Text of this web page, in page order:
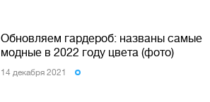
Обновляем гардероб: названы самые
модные в 2022 году цвета (фото)
14 декабря 2021